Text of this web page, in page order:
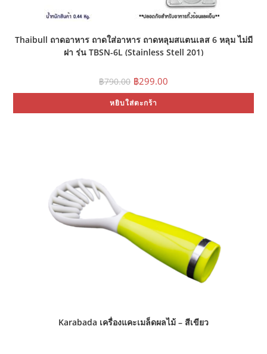
Thaibull ถาดอาหาร ถาดใส่อาหาร ถาดหลุมสแตนเลส 6 หลุม ไม่มี
ฝา รุ่น TBSN-6L (Stainless Stell 201)
฿790.00 Original
price
was:
฿790.00.
฿299.00
is:
หยิบใส่ตะกร้า
Karabada เครื่องแคะเมล็ดผลไม้ – สีเขียว